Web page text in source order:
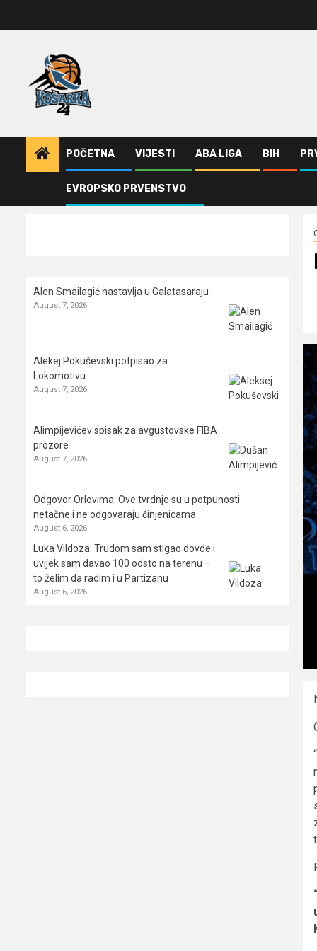
POČETNA VIJESTI ABA LIGA BIH
EVROPSKO PRVENSTVO
Ostalo Novi klub: KK Dinamo Zagreb
Alen Smailagić nastavlja u Galatasaraju
August 7, 2026
Alekej Pokuševski potpisao za
Lokomotivu
August 7, 2026
Alimpijevićev spisak za avgustovske FIBA
prozore
August 7, 2026
Odgovor Orlovima: ​Ove tvrdnje su u potpunosti
netačne i ne odgovaraju činjenicama
August 6, 2026
Luka Vildoza: Trudom sam stigao dovde i
uvijek sam davao 100 odsto na terenu –
to želim da radim i u Partizanu
August 6, 2026